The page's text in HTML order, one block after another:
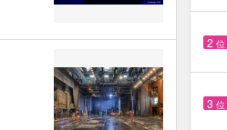
2 位
3 位